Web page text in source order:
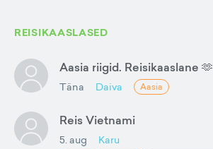
REISIKAASLASED
Aasia riigid. Reisikaaslane 🫶
Täna Daiva Aasia
Reis Vietnami
5. aug Karu